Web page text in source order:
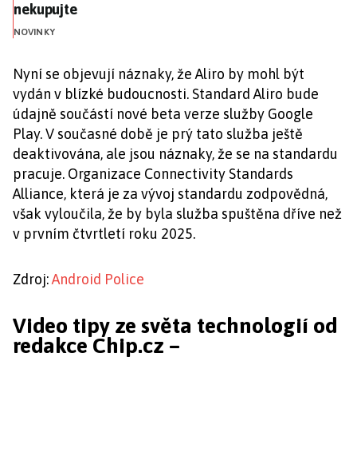
nekupujte
NOVINKY
Nyní se objevují náznaky, že Aliro by mohl být
vydán v blízké budoucnosti. Standard Aliro bude
údajně součástí nové beta verze služby Google
Play. V současné době je prý tato služba ještě
deaktivována, ale jsou náznaky, že se na standardu
pracuje. Organizace Connectivity Standards
Alliance, která je za vývoj standardu zodpovědná,
však vyloučila, že by byla služba spuštěna dříve než
v prvním čtvrtletí roku 2025.
Zdroj:Android Police
Video tipy ze světa technologií od
redakce Chip.cz –